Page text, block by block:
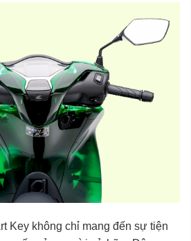
Key không chỉ mang đến sự tiện